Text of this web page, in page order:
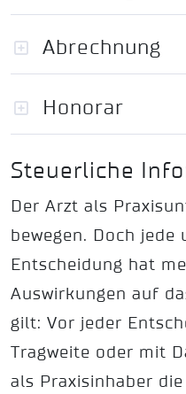
Abrechnung
Honorar
Steuerliche
Der Arzt als
bewegen. Doch jede
Entscheidung hat
Auswirkungen auf
gilt: Vor jeder
Tragweite oder mit
als Praxisinhaber